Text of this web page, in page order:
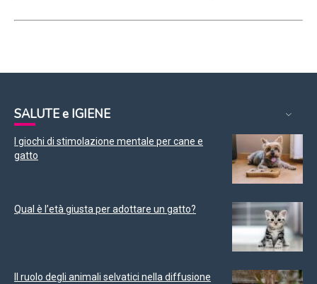
SALUTE e IGIENE
I giochi di stimolazione mentale per cane e
gatto
Qual è l’età giusta per adottare un gatto?
Il ruolo degli animali selvatici nella diffusione